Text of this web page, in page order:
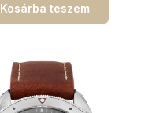
Kosárba teszem